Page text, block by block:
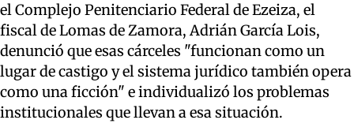
el Complejo Penitenciario Federal de Ezeiza, el
fiscal de Lomas de Zamora, Adrián García Lois,
denunció que esas cárceles "funcionan como un
lugar de castigo y el sistema jurídico también opera
como una ficción" e individualizó los problemas
institucionales que llevan a esa situación.